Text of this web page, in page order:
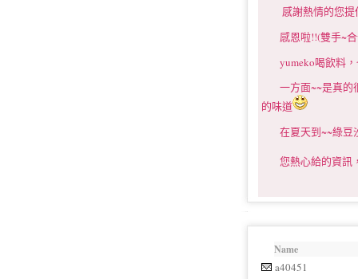
感謝熱情的您提
感恩啦!!(雙手~合
yumeko喝飲料，
一方面~~是真的
的味道
在夏天到~~綠豆
您熱心給的資訊
Name
a40451